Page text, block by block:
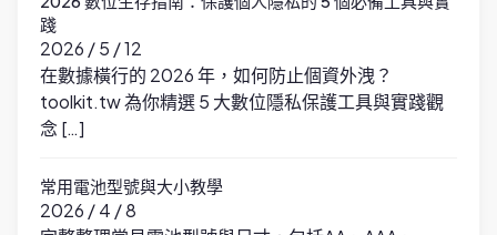
踐
2026 / 5 / 12
在數據橫行的 2026 年，如何防止個資外洩？
toolkit.tw 為你精選 5 大數位隱私保護工具與實踐觀
念 […]
常用電池型號與大小教學
2026 / 4 / 8